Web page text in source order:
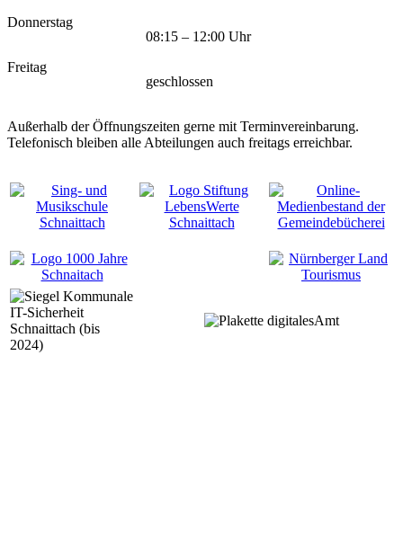
Donnerstag
08:15 – 12:00 Uhr
Freitag
geschlossen
Außerhalb der Öffnungszeiten gerne mit Terminvereinbarung.
Telefonisch bleiben alle Abteilungen auch freitags erreichbar.